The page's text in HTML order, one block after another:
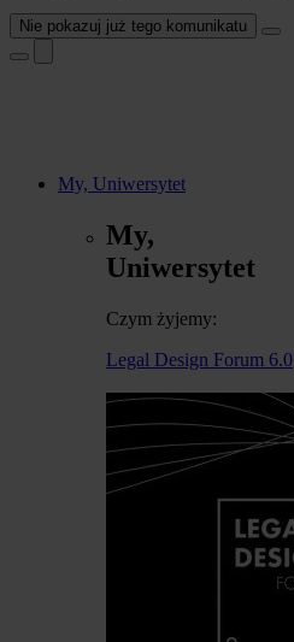
Nie pokazuj już tego komunikatu
My, Uniwersytet
My,
Uniwersytet
Czym żyjemy:
Legal Design Forum 6.0